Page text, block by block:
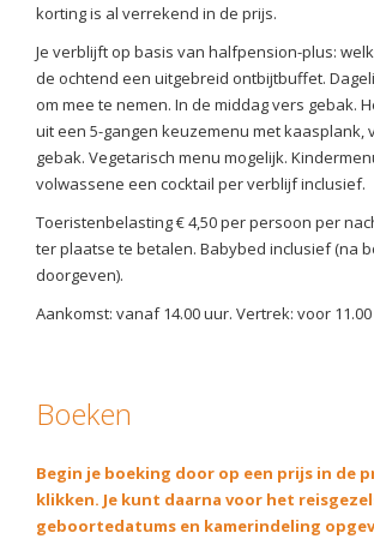
korting is al verrekend in de prijs.
Je verblijft op basis van halfpension-plus:
de ochtend een uitgebreid ontbijtbuffet.
om mee te nemen. In de middag vers gebak.
uit een 5-gangen keuzemenu met kaasplank,
gebak. Vegetarisch menu mogelijk.
volwassene een cocktail per verblijf inclusief.
Toeristenbelasting € 4,50 per persoon per
ter plaatse te betalen. Babybed inclusief (na
doorgeven).
Aankomst: vanaf 14.00 uur. Vertrek: voor
Boeken
Begin je boeking door op een prijs in de
klikken. Je kunt daarna voor het
geboortedatums en kamerindeling